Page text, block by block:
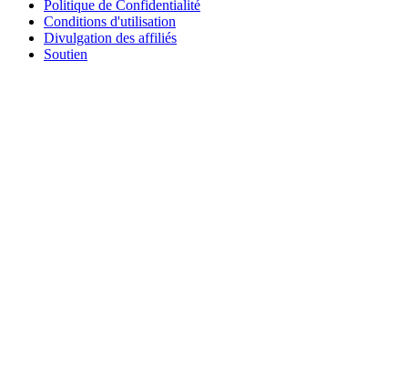
Politique de Confidentialité
Conditions d'utilisation
Divulgation des affiliés
Soutien